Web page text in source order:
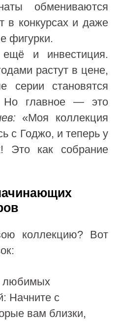
обмениваются
в конкурсах и даже
фигурки.
и инвестиция.
растут в цене,
серии становятся
Но главное — это
«Моя коллекция
с Годжо, и теперь у
Это как собрание
коллекцию? Вот
любимых
Начните с
вам близки,